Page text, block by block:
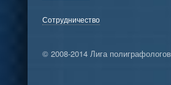
Сотрудничество
© 2008-2014 Лига